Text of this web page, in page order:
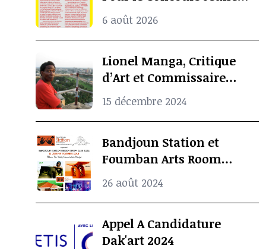
Espoirs 2024 (COJES)
6 août 2026
Lionel Manga, Critique
d’Art et Commissaire
d’Exposition
Camerounais est mort à
l’âge de 69 ans
15 décembre 2024
Bandjoun Station et
Foumban Arts Room
Présentent le Badjoun
Station Design Showcase
2024
26 août 2024
Appel A Candidature
Dak'art 2024